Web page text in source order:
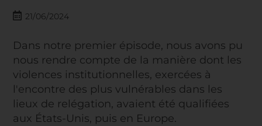
21/06/2024
Dans notre premier épisode, nous avons pu
nous rendre compte de la manière dont les
violences institutionnelles, exercées à
l'encontre des plus vulnérables dans les
lieux de relégation, avaient été qualifiées
aux États-Unis, puis en Europe.